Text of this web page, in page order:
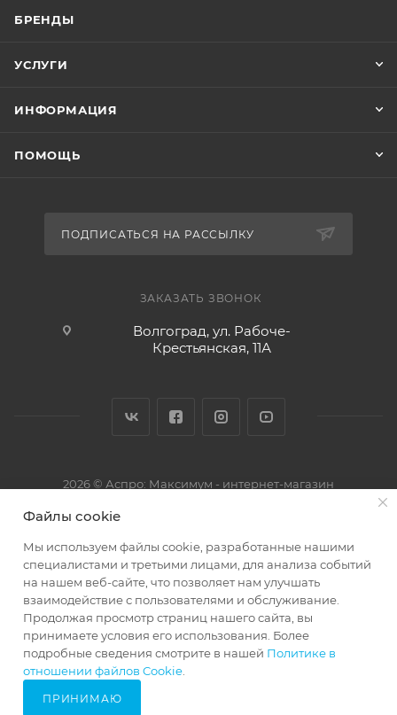
БРЕНДЫ
УСЛУГИ
ИНФОРМАЦИЯ
ПОМОЩЬ
ПОДПИСАТЬСЯ НА РАССЫЛКУ
ЗАКАЗАТЬ ЗВОНОК
Волгоград, ул. Рабоче-
Крестьянская, 11А
2026 © Аспро: Максимум - интернет-магазин
68248933
Файлы cookie
Мы используем файлы cookie, разработанные нашими
специалистами и третьими лицами, для анализа событий
на нашем веб-сайте, что позволяет нам улучшать
взаимодействие с пользователями и обслуживание.
Продолжая просмотр страниц нашего сайта, вы
принимаете условия его использования. Более
подробные сведения смотрите в нашей Политике в
отношении файлов Cookie
ПРИНИМАЮ